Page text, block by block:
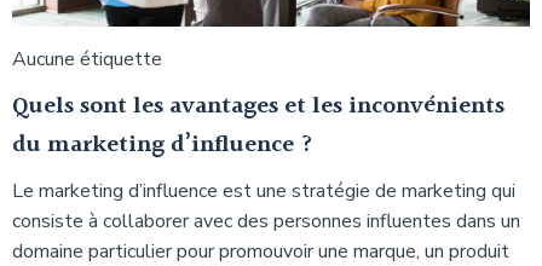
Aucune étiquette
Quels sont les avantages et les inconvénients
du marketing d’influence ?
Le marketing d’influence est une stratégie de marketing qui
consiste à collaborer avec des personnes influentes dans un
domaine particulier pour promouvoir une marque, un produit